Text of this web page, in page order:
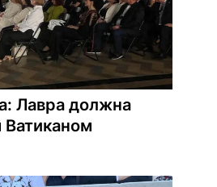
Лавра должна
Ватиканом